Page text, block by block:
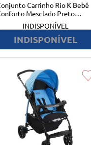
Carrinho Rio K Bebê
Mesclado Preto
BurigottoINDISPONÍVEL
INDISPONÍVEL